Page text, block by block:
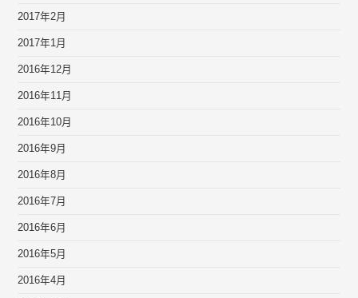
2017年2月
2017年1月
2016年12月
2016年11月
2016年10月
2016年9月
2016年8月
2016年7月
2016年6月
2016年5月
2016年4月